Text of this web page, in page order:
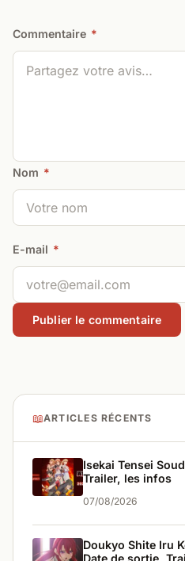
Commentaire *
Nom *
E-mail *
📖ARTICLES RÉCENTS
Isekai Tensei
Trailer, les infos
07/08/2026
Doukyo Shite Iru
Date de sortie,